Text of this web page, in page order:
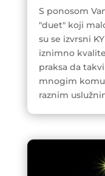
S ponosom
"duet" koji
su se izvrsni
iznimno
praksa da
mnogim
raznim